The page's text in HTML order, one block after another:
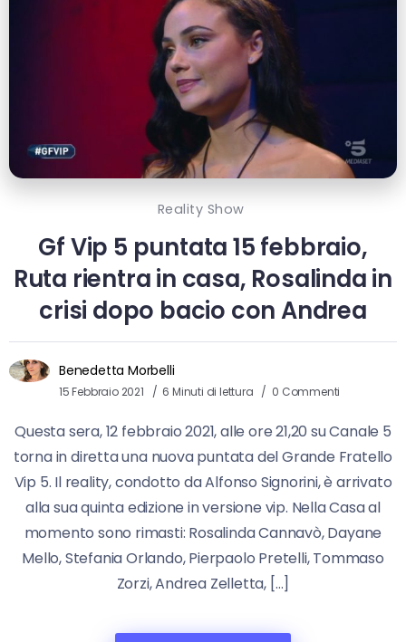
Reality Show
Gf Vip 5 puntata 15 febbraio,
Ruta rientra in casa, Rosalinda in
crisi dopo bacio con Andrea
Benedetta Morbelli
15 Febbraio 2021 6 Minuti di lettura 0 Commenti
Questa sera, 12 febbraio 2021, alle ore 21,20 su Canale 5
torna in diretta una nuova puntata del Grande Fratello
Vip 5. Il reality, condotto da Alfonso Signorini, è arrivato
alla sua quinta edizione in versione vip. Nella Casa al
momento sono rimasti: Rosalinda Cannavò, Dayane
Mello, Stefania Orlando, Pierpaolo Pretelli, Tommaso
Zorzi, Andrea Zelletta, […]